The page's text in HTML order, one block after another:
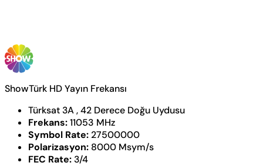
ShowTürk HD Yayın Frekansı
Türksat 3A , 42 Derece Doğu Uydusu
Frekans:11053 MHz
Symbol Rate: 27500000
Polarizasyon: 8000 Msym/s
FEC Rate: 3/4